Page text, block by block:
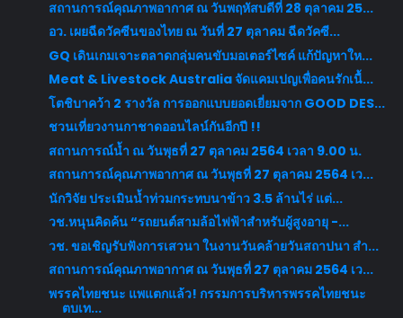
สถานการณ์คุณภาพอากาศ ณ วันพฤหัสบดีที่ 28 ตุลาคม 25...
อว. เผยฉีดวัคซีนของไทย ณ วันที่ 27 ตุลาคม ฉีดวัคซี...
GQ เดินเกมเจาะตลาดกลุ่มคนขับมอเตอร์ไซค์ แก้ปัญหาให...
Meat & Livestock Australia จัดแคมเปญเพื่อคนรักเนื้...
โตชิบาคว้า 2 รางวัล การออกแบบยอดเยี่ยมจาก GOOD DES...
ชวนเที่ยวงานกาชาดออนไลน์กันอีกปี !!
สถานการณ์น้ำ ณ วันพุธที่ 27 ตุลาคม 2564 เวลา 9.00 น.
สถานการณ์คุณภาพอากาศ ณ วันพุธที่ 27 ตุลาคม 2564 เว...
นักวิจัย ประเมินน้ำท่วมกระทบนาข้าว 3.5 ล้านไร่ แต่...
วช.หนุนคิดค้น “รถยนต์สามล้อไฟฟ้าสำหรับผู้สูงอายุ -...
วช. ขอเชิญรับฟังการเสวนา ในงานวันคล้ายวันสถาปนา สำ...
สถานการณ์คุณภาพอากาศ ณ วันพุธที่ 27 ตุลาคม 2564 เว...
พรรคไทยชนะ แพแตกแล้ว! กรรมการบริหารพรรคไทยชนะ
ตบเท...